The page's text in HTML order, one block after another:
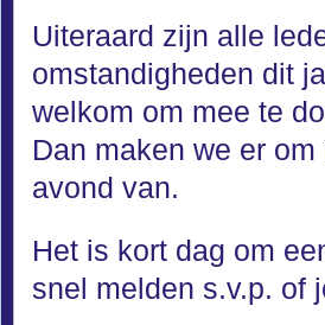
Uiteraard zijn alle
omstandigheden dit
welkom om mee te
Dan maken we er
avond van.
Het is kort dag om
snel melden s.v.p. of